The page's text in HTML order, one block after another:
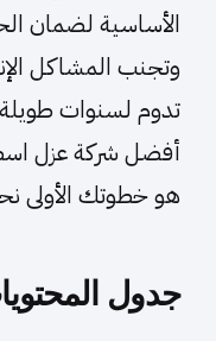
الأساسية لضمان
وتجنب المشاكل
تدوم لسنوات طويلة
أفضل شركة عزل
هو خطوتك الأولى
جدول